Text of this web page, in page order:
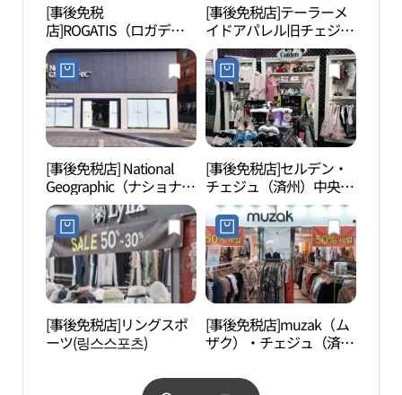
[事後免税
店]ROGATIS（ロガディ
ス）・チェジュ（済州）
店(로가디스 제주점)
[事後免税店]テーラーメ
イドアパレル旧チェジュ
（済州）店(테일러메이
드 구제주점)
[事後免税店] National
Geographic（ナショナル
ジオグラフィック）・チ
ェジュ（済州）店(내셔
널지오그래픽 제주점)
[事後免税店]セルデン・
チェジュ（済州）中央地
下商店街店(셀덴 제주중
앙지하상가점)
[事後免税店]リングスポ
ーツ(링스스포츠)
[事後免税店]muzak（ム
ザク）・チェジュ（済
중앙점)